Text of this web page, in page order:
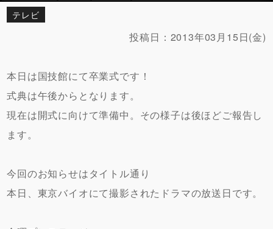
テレビ
投稿日： 2013年03月15日(金)
本日は国技館にて卒業式です！
式典は午後からとなります。
現在は開式に向けて準備中。その様子は後ほどご報告し
ます。
今回のお知らせはタイトル通り
本日、東京バイオにて撮影されたドラマの放送日です。